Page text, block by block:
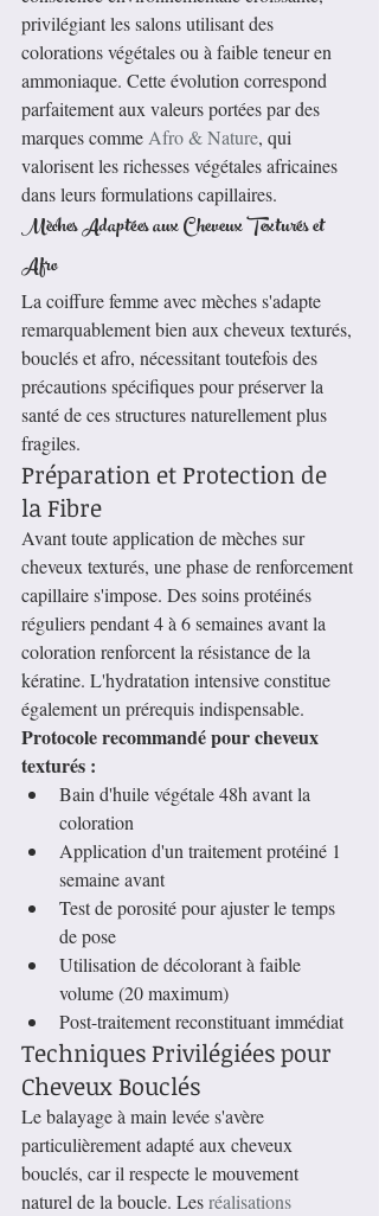
privilégiant les salons utilisant des
colorations végétales ou à faible teneur en
ammoniaque. Cette évolution correspond
parfaitement aux valeurs portées par des
marques comme Afro & Nature, qui
valorisent les richesses végétales africaines
dans leurs formulations capillaires.
Mèches Adaptées aux Cheveux Texturés et
Afro
La coiffure femme avec mèches s'adapte
remarquablement bien aux cheveux texturés,
bouclés et afro, nécessitant toutefois des
précautions spécifiques pour préserver la
santé de ces structures naturellement plus
fragiles.
Préparation et Protection de
la Fibre
Avant toute application de mèches sur
cheveux texturés, une phase de renforcement
capillaire s'impose. Des soins protéinés
réguliers pendant 4 à 6 semaines avant la
coloration renforcent la résistance de la
kératine. L'hydratation intensive constitue
également un prérequis indispensable.
Protocole recommandé pour cheveux
texturés :
Bain d'huile végétale 48h avant la
coloration
Application d'un traitement protéiné 1
semaine avant
Test de porosité pour ajuster le temps
de pose
Utilisation de décolorant à faible
volume (20 maximum)
Post-traitement reconstituant immédiat
Techniques Privilégiées pour
Cheveux Bouclés
Le balayage à main levée s'avère
particulièrement adapté aux cheveux
bouclés, car il respecte le mouvement
naturel de la boucle. Les réalisations